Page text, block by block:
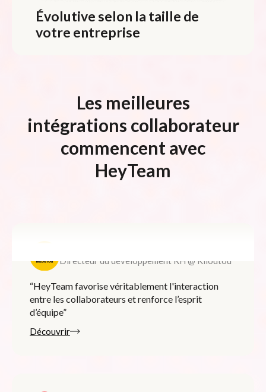
Évolutive selon la taille de
votre entreprise
Les meilleures
intégrations collaborateur
commencent avec
HeyTeam
Directeur du développement RH @ Kiloutou
“HeyTeam favorise véritablement l'interaction
entre les collaborateurs et renforce l’esprit
d’équipe”
Découvrir